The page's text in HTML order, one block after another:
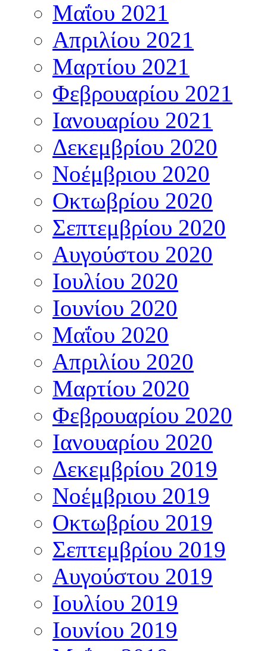
Μαΐου 2021
Απριλίου 2021
Μαρτίου 2021
Φεβρουαρίου 2021
Ιανουαρίου 2021
Δεκεμβρίου 2020
Νοέμβριου 2020
Οκτωβρίου 2020
Σεπτεμβρίου 2020
Αυγούστου 2020
Ιουλίου 2020
Ιουνίου 2020
Μαΐου 2020
Απριλίου 2020
Μαρτίου 2020
Φεβρουαρίου 2020
Ιανουαρίου 2020
Δεκεμβρίου 2019
Νοέμβριου 2019
Οκτωβρίου 2019
Σεπτεμβρίου 2019
Αυγούστου 2019
Ιουλίου 2019
Ιουνίου 2019